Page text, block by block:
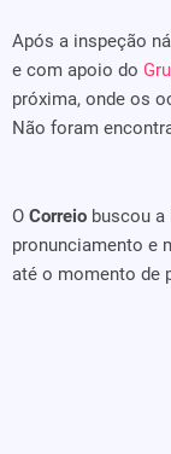
Após a inspeção
e com apoio do
próxima, onde os
Não foram
O Correio buscou a
pronunciamento e
até o momento de